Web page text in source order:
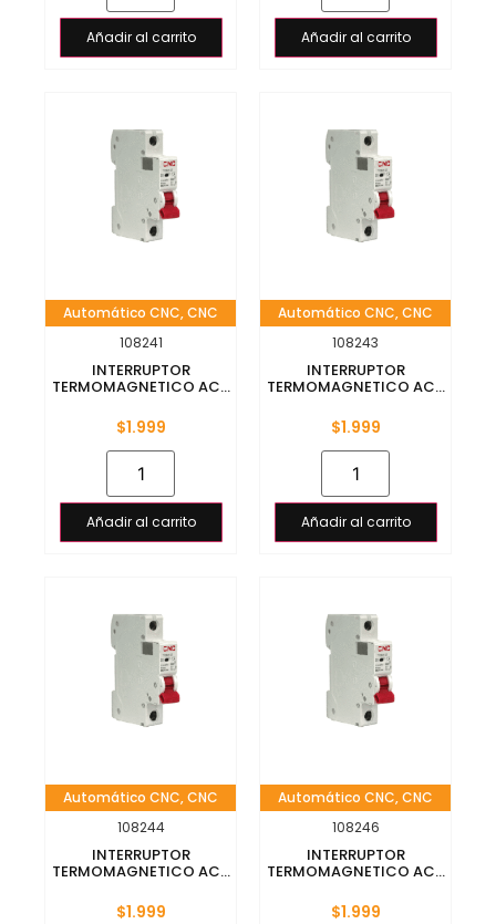
Añadir al carrito Añadir al carrito
Automático CNC,CNC
108241
INTERRUPTOR
TERMOMAGNETICO AC...
$1.999
Añadir al carrito
Automático CNC,CNC
108243
INTERRUPTOR
TERMOMAGNETICO AC...
$1.999
Añadir al carrito
Automático CNC,CNC
108244
INTERRUPTOR
TERMOMAGNETICO AC...
$1.999
Automático CNC,CNC
108246
INTERRUPTOR
TERMOMAGNETICO AC...
$1.999